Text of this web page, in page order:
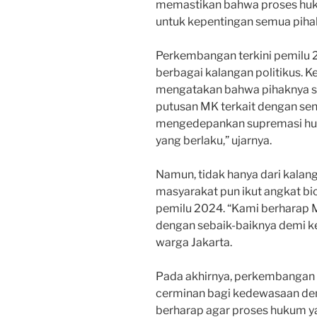
memastikan bahwa proses
untuk kepentingan semua
Perkembangan terkini pemilu
berbagai kalangan politikus.
mengatakan bahwa pihaknya
putusan MK terkait dengan
mengedepankan supremasi
yang berlaku,” ujarnya.
Namun, tidak hanya dari
masyarakat pun ikut angkat
pemilu 2024. “Kami berharap
dengan sebaik-baiknya demi
warga Jakarta.
Pada akhirnya,
cerminan bagi kedewasaan
berharap agar proses hukum